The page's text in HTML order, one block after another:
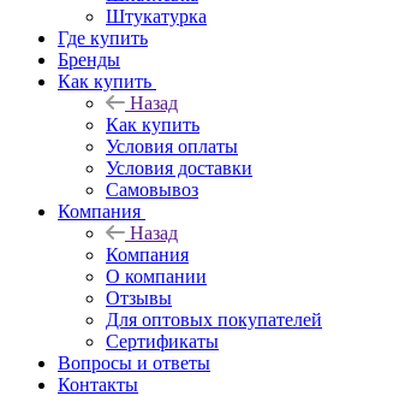
Штукатурка
Где купить
Бренды
Как купить
Назад
Как купить
Условия оплаты
Условия доставки
Самовывоз
Компания
Назад
Компания
О компании
Отзывы
Для оптовых покупателей
Сертификаты
Вопросы и ответы
Контакты